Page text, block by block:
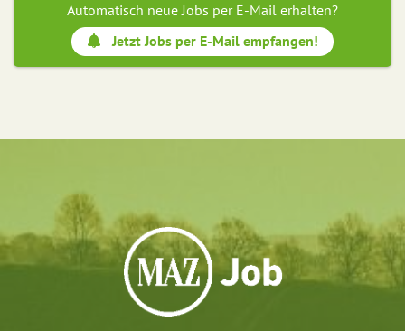
Automatisch neue Jobs per E-Mail erhalten?
Jetzt Jobs per E-Mail empfangen!